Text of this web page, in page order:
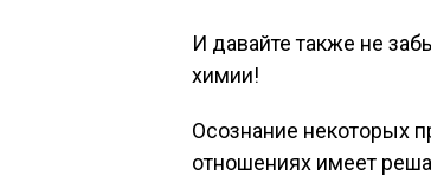
И давайте также не
химии!
Осознание некоторых
отношениях имеет